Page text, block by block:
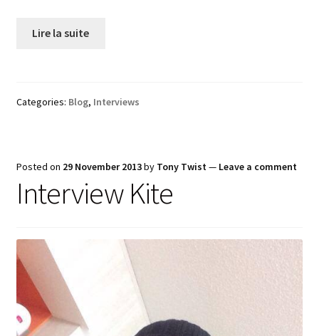
Lire la suite
Categories: Blog, Interviews
Posted on 29 November 2013by Tony Twist— Leave a comment
Interview Kite